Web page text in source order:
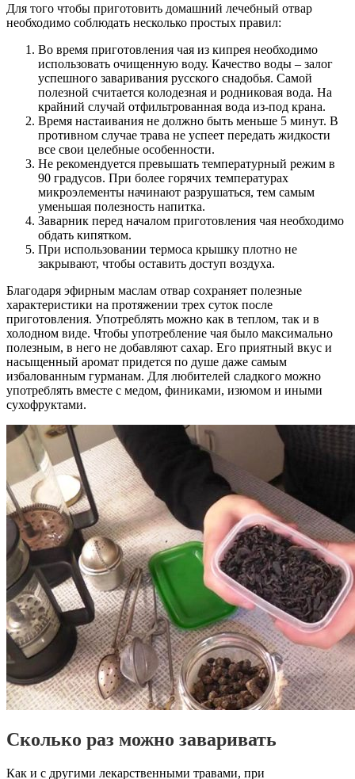
Для того чтобы приготовить домашний лечебный отвар
необходимо соблюдать несколько простых правил:
Во время приготовления чая из кипрея необходимо
использовать очищенную воду. Качество воды – залог
успешного заваривания русского снадобья. Самой
полезной считается колодезная и родниковая вода. На
крайний случай отфильтрованная вода из-под крана.
Время настаивания не должно быть меньше 5 минут. В
противном случае трава не успеет передать жидкости
все свои целебные особенности.
Не рекомендуется превышать температурный режим в
90 градусов. При более горячих температурах
микроэлементы начинают разрушаться, тем самым
уменьшая полезность напитка.
Заварник перед началом приготовления чая необходимо
обдать кипятком.
При использовании термоса крышку плотно не
закрывают, чтобы оставить доступ воздуха.
Благодаря эфирным маслам отвар сохраняет полезные
характеристики на протяжении трех суток после
приготовления. Употреблять можно как в теплом, так и в
холодном виде. Чтобы употребление чая было максимально
полезным, в него не добавляют сахар. Его приятный вкус и
насыщенный аромат придется по душе даже самым
избалованным гурманам. Для любителей сладкого можно
употреблять вместе с медом, финиками, изюмом и иными
сухофруктами.
Сколько раз можно заваривать
Как и с другими лекарственными травами, при